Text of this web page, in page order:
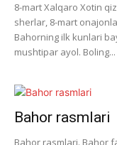
8-mart Xalqaro Xotin
sherlar, 8-mart
Bahorning ilk kunlari
mushtipar ayol. Boling...
Bahor rasmlari
Bahor rasmlari. Bahor